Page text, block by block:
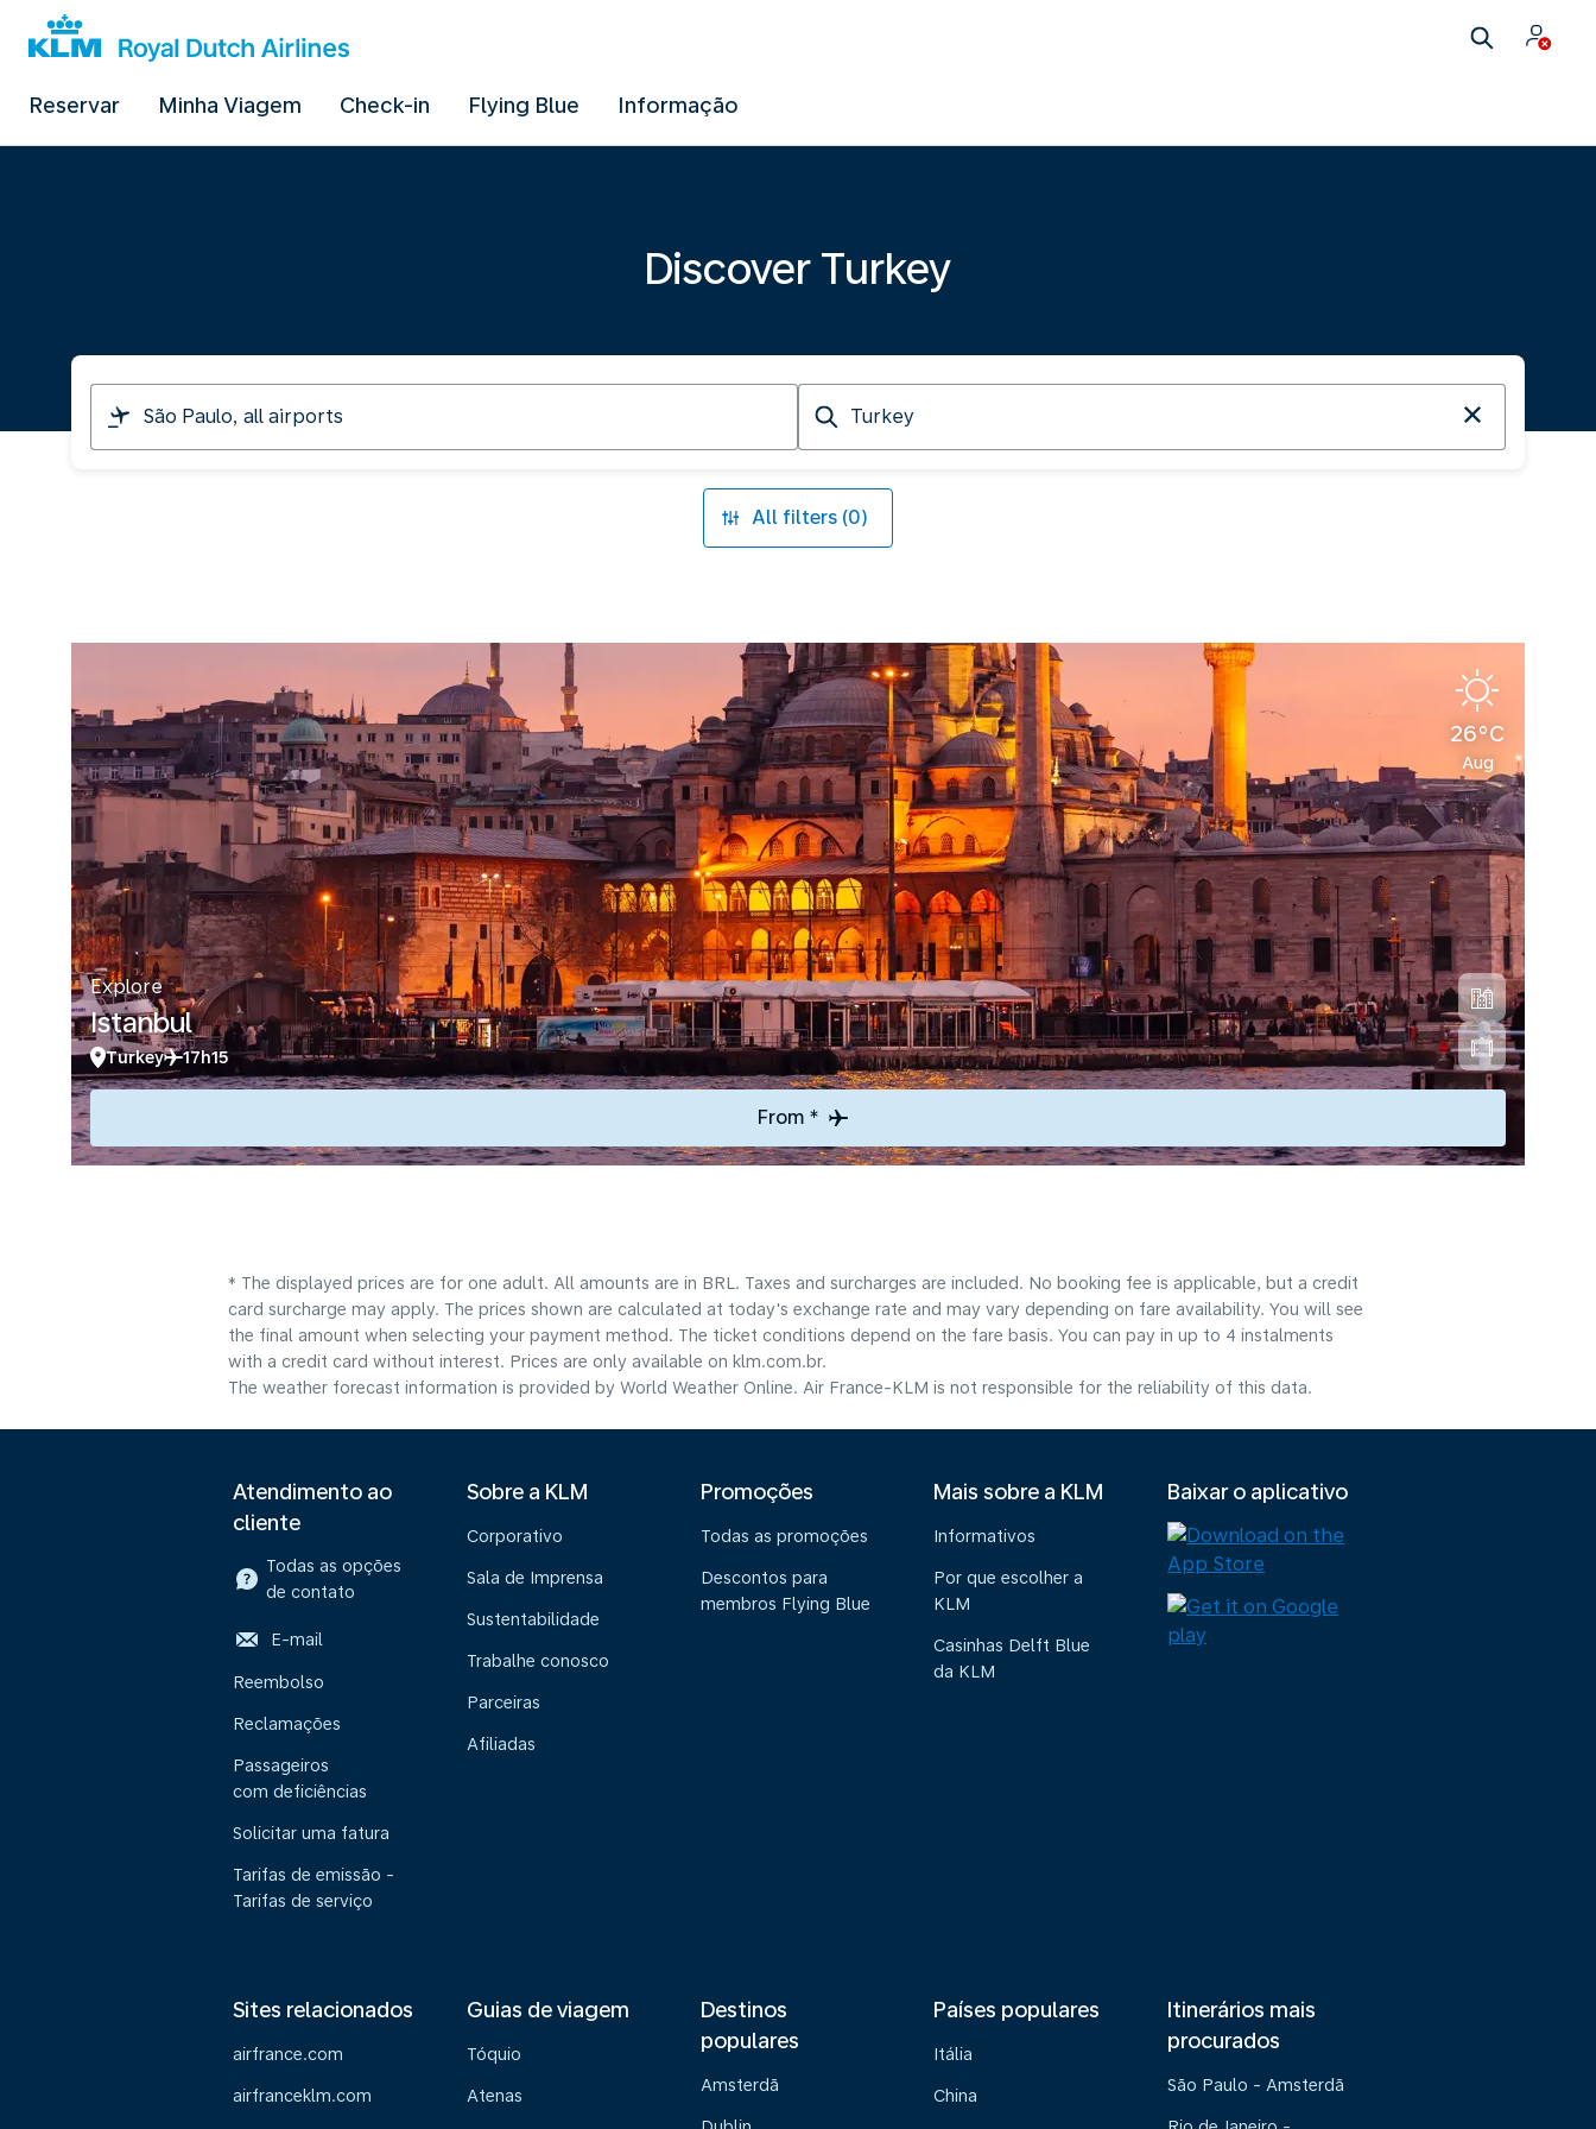
Reservar Minha Viagem Check-in Flying Blue Informação
Discover Turkey
I
am
travelling
Arriving
at
All filters (0)
26°C
Aug
Explore
Istanbul
Turkey 17h15
From *
* The displayed prices are for one adult. All amounts are in BRL. Taxes and surcharges are included. No booking fee is applicable, but a credit
card surcharge may apply. The prices shown are calculated at today's exchange rate and may vary depending on fare availability. You will see
the final amount when selecting your payment method.​ The ticket conditions depend on the fare basis. You can pay in up to 4 instalments
with a credit card without interest. Prices are only available on klm.com.br.
The weather forecast information is provided by World Weather Online. Air France-KLM is not responsible for the reliability of this data.
Atendimento ao
cliente
Todas as opções
de contato
E-mail
Reembolso
Reclamações
Passageiros
com deficiências
Solicitar uma fatura
Tarifas de emissão -
Tarifas de serviço
Sobre a KLM
Corporativo
Sala de Imprensa
Sustentabilidade
Trabalhe conosco
Parceiras
Afiliadas
Promoções
Todas as promoções
Descontos para
membros Flying Blue
Mais sobre a KLM
Informativos
Por que escolher a
KLM
Casinhas Delft Blue
da KLM
Baixar o aplicativo
Sites relacionados
airfrance.com
airfranceklm.com
Guias de viagem
Tóquio
Atenas
Destinos
populares
Amsterdã
Países populares
Itália
China
Itinerários mais
procurados
São Paulo - Amsterdã